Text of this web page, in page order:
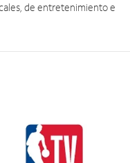
de entretenimiento e